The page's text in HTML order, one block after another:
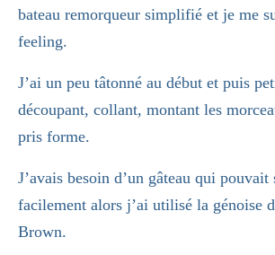
bateau remorqueur simplifié et je me
feeling.
J’ai un peu tâtonné au début et puis
découpant, collant, montant les
pris forme.
J’avais besoin d’un gâteau qui pouvait
facilement alors j’ai utilisé la génoise
Brown.